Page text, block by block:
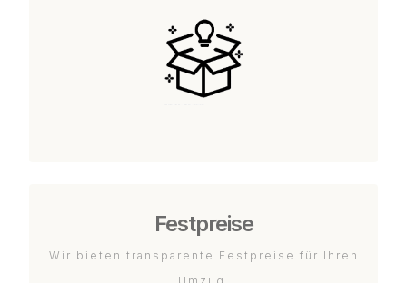
Festpreise
Wir bieten transparente Festpreise für Ihren